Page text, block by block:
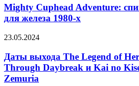
слабак
и
критикам,
игрокам
Adventure:
спин-
офф
для
1980-
х
Mighty Cuphead Adventure:
для железа 1980-х
Даты
The
Legend
of
Heroes:
23.05.2024
Даты выхода The Legend of
Through Daybreak и Kai no
Zemuria